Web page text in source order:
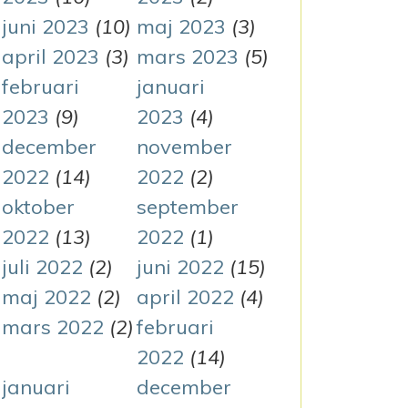
juni 2023 (10) maj 2023 (3)
april 2023 (3) mars 2023 (5)
februari
2023 (9)
januari
2023 (4)
december
2022 (14)
november
2022 (2)
oktober
2022 (13)
september
2022 (1)
juli 2022 (2) juni 2022 (15)
maj 2022 (2) april 2022 (4)
mars 2022 (2)februari
2022 (14)
januari
december